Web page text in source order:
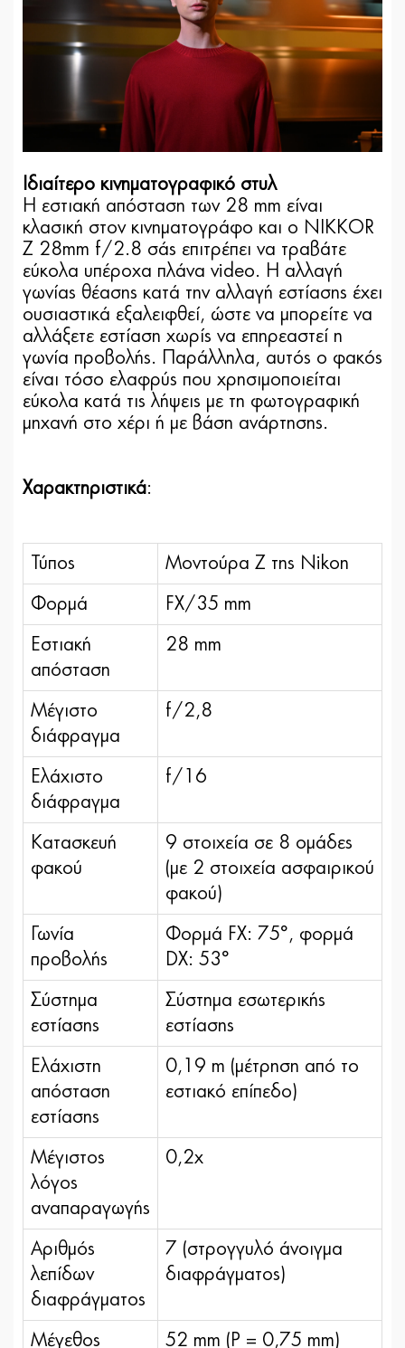
Ιδιαίτερο κινηματογραφικό στυλ
Η εστιακή απόσταση των 28 mm είναι
κλασική στον κινηματογράφο και ο NIKKOR
Z 28mm f/2.8 σάς επιτρέπει να τραβάτε
εύκολα υπέροχα πλάνα video. Η αλλαγή
γωνίας θέασης κατά την αλλαγή εστίασης έχει
ουσιαστικά εξαλειφθεί, ώστε να μπορείτε να
αλλάξετε εστίαση χωρίς να επηρεαστεί η
γωνία προβολής. Παράλληλα, αυτός ο φακός
είναι τόσο ελαφρύς που χρησιμοποιείται
εύκολα κατά τις λήψεις με τη φωτογραφική
μηχανή στο χέρι ή με βάση ανάρτησης.
Χαρακτηριστικά:
Τύπος Μοντούρα Ζ της Nikon
Φορμά FX/35 mm
Εστιακή
απόσταση
28 mm
Μέγιστο
διάφραγμα
f/2,8
Ελάχιστο
διάφραγμα
f/16
Κατασκευή
φακού
9 στοιχεία σε 8 ομάδες
(με 2 στοιχεία ασφαιρικού
φακού)
Γωνία
προβολής
Φορμά FX: 75°, φορμά
DX: 53°
Σύστημα
εστίασης
Σύστημα εσωτερικής
εστίασης
Ελάχιστη
απόσταση
εστίασης
0,19 m (μέτρηση από το
εστιακό επίπεδο)
Μέγιστος
λόγος
αναπαραγωγής
0,2x
Αριθμός
λεπίδων
διαφράγματος
7 (στρογγυλό άνοιγμα
διαφράγματος)
Μέγεθος 52 mm (P = 0,75 mm)